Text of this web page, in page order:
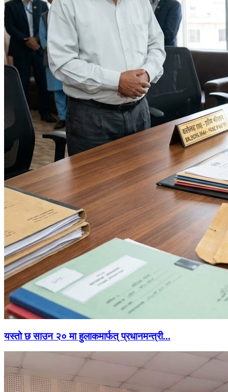
यस्तो छ साउन २० मा हुलाकमार्फत् प्रधानमन्त्री...